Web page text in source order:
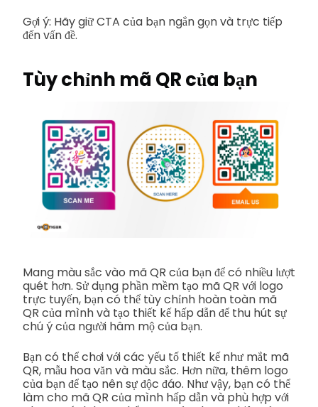
Gợi ý: Hãy giữ CTA của bạn ngắn gọn và trực tiếp
đến vấn đề.
Tùy chỉnh mã QR của bạn
Mang màu sắc vào mã QR của bạn để có nhiều lượt
quét hơn. Sử dụng phần mềm tạo mã QR với logo
trực tuyến, bạn có thể tùy chỉnh hoàn toàn mã
QR của mình và tạo thiết kế hấp dẫn để thu hút sự
chú ý của người hâm mộ của bạn.
Bạn có thể chơi với các yếu tố thiết kế như mắt mã
QR, mẫu hoa văn và màu sắc. Hơn nữa, thêm logo
của bạn để tạo nên sự độc đáo. Như vậy, bạn có thể
làm cho mã QR của mình hấp dẫn và phù hợp với